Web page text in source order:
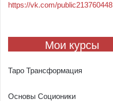
https://vk.com/public213760448
Мои курсы
Таро Трансформация
Основы Соционики